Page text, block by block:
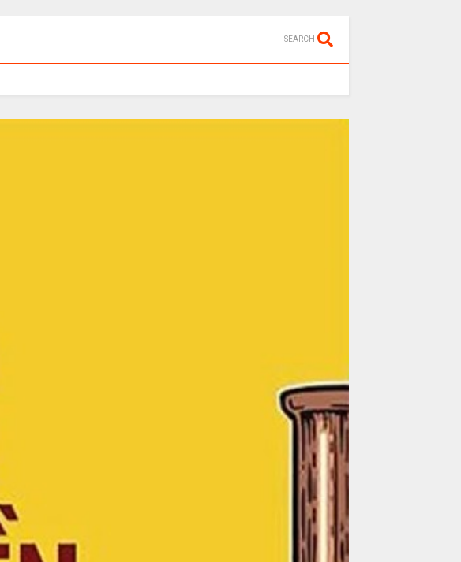
SEARCH